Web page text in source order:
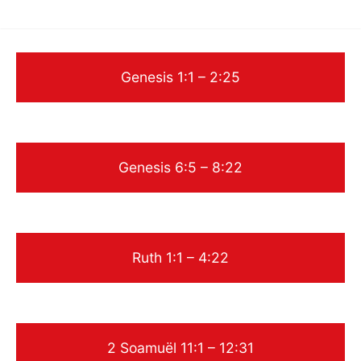
Genesis 1:1 – 2:25
Genesis 6:5 – 8:22
Ruth 1:1 – 4:22
2 Soamuël 11:1 – 12:31